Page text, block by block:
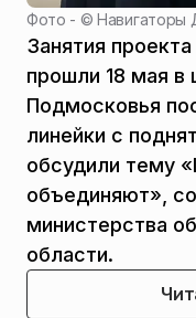
Фото - ©Навигаторы
Занятия
прошли 18 мая в
Подмосковья
линейки с
обсудили тему
объединяют»,
министерства
области.